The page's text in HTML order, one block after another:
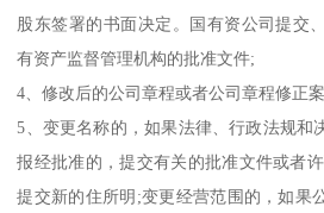
股东签署的书面决定。国有资公司提交
有资产监督管理机构的批准文件;
4、修改后的公司章程或者公司章程修正
5、变更名称的，如果法律、行政法规和
报经批准的，提交有关的批准文件或者
提交新的住所明;变更经营范围的，如果